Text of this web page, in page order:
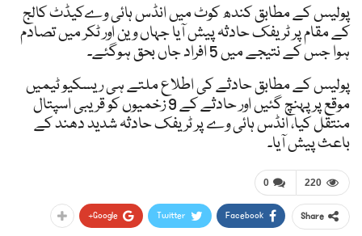
پولیس کے مطابق کندھ کوٹ میں انڈس ہائی وےکیڈٹ کالج
کے مقام پر ٹریفک حادثہ پیش آیا جہاں وین اور ٹکر میں تصادم
ہوا جس کے نتیجے میں 5 افراد جاں بحق ہوگئے۔
پولیس کے مطابق حادثے کی اطلاع ملتے ہی ریسکیو ٹیمیں
موقع پر پہنچ گئیں اور حادثے کے 9 زخمیوں کو قریبی اسپتال
منتقل کیا، انڈس ہائی وے پر ٹریفک حادثہ شدید دھند کے
باعث پیش آیا۔
0 220
Share
Facebook
Twitter
Google+